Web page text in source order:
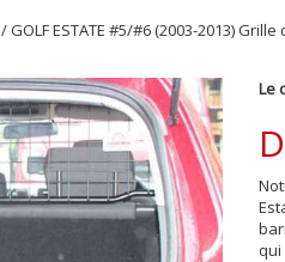
/ GOLF ESTATE #5/#6 (2003-2013)
Le
qui